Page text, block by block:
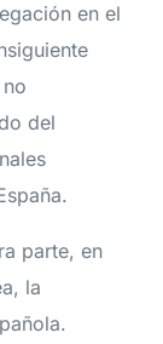
en el
del
parte, en
la